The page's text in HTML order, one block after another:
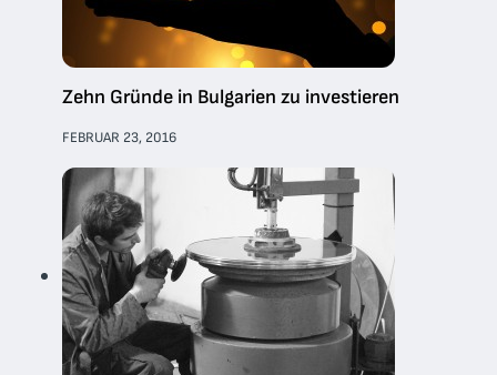
Zehn Gründe in Bulgarien zu investieren
FEBRUAR 23, 2016